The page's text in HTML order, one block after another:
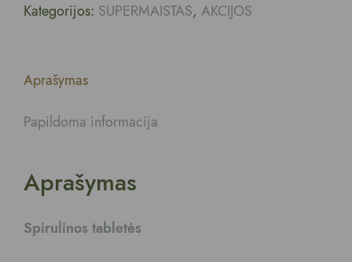
Kategorijos: SUPERMAISTAS, AKCIJOS
Aprašymas
Papildoma informacija
Aprašymas
Spirulinos tabletės